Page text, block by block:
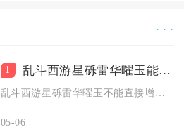
· · ·
1 乱斗西游星砾雷华曜玉能否增强队友的能力
05-06